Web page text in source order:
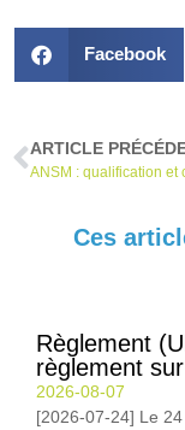
Facebook
ARTICLE
Ces
Règlement
règlement
2026-08-07
[2026-07-24] Le